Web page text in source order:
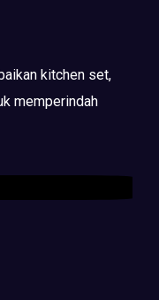
kitchen set,
memperindah